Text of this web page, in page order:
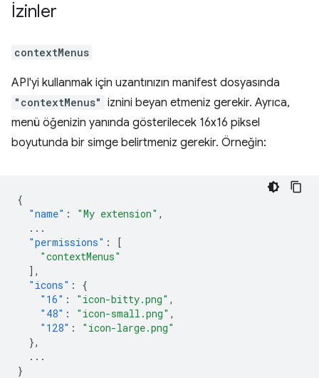
İzinler
contextMenus
API'yi kullanmak için uzantınızın manifest dosyasında
"contextMenus" iznini beyan etmeniz gerekir. Ayrıca,
menü öğenizin yanında gösterilecek 16x16 piksel
boyutunda bir simge belirtmeniz gerekir. Örneğin:
{
"name" : "My extension" ,
...
"permissions" :
[
"contextMenus"
],
"icons" :
{
"16" : "icon-bitty.png" ,
"48" : "icon-small.png" ,
"128" :
"icon-large.png"
},
...
}